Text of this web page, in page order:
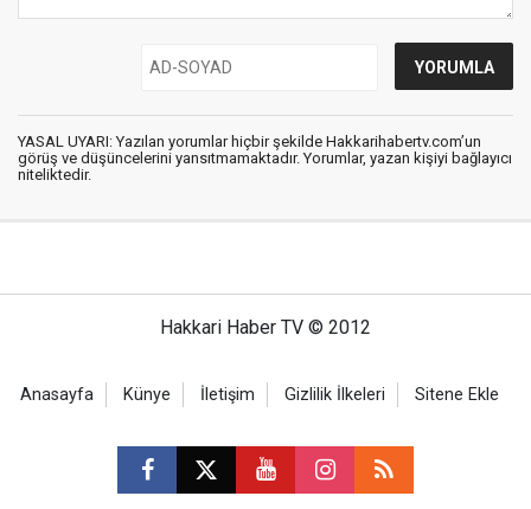
YASAL UYARI: Yazılan yorumlar hiçbir şekilde Hakkarihabertv.com’un
görüş ve düşüncelerini yansıtmamaktadır. Yorumlar, yazan kişiyi bağlayıcı
niteliktedir.
Hakkari Haber TV © 2012
Anasayfa Künye İletişim Gizlilik İlkeleri Sitene Ekle